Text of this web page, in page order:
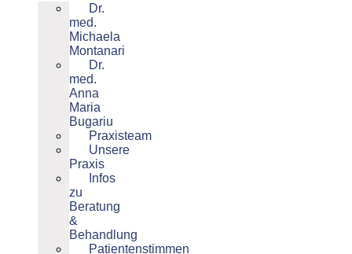
Dr.
med.
Michaela
Montanari
Dr.
med.
Anna
Maria
Bugariu
Praxisteam
Unsere
Praxis
Infos
zu
Beratung
&
Behandlung
Patientenstimmen